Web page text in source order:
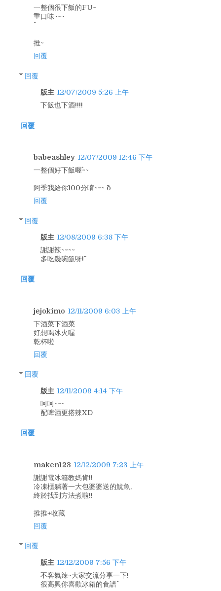
一整個很下飯的FU~
重口味~~~
推~
回覆
回覆
版主 12/07/2009 5:26 上午
下飯也下酒!!!!
回覆
babeashley 12/07/2009 12:46 下午
一整個好下飯喔`~~
阿季我給你100分唷~~~ ^o^
回覆
回覆
版主 12/08/2009 6:38 下午
謝謝辣~~~~
多吃幾碗飯呀!^^
回覆
jejokimo 12/11/2009 6:03 上午
下酒菜下酒菜
好想喝冰火喔
乾杯啦
回覆
回覆
版主 12/11/2009 4:14 下午
呵呵~~~
配啤酒更搭辣XD
回覆
maken123 12/12/2009 7:23 上午
謝謝電冰箱教媽肯!!
冷凍櫃躺著一大包婆婆送的魷魚,
終於找到方法煮啦!!
推推+收藏
回覆
回覆
版主 12/12/2009 7:56 下午
不客氣辣~大家交流分享一下!
很高興你喜歡冰箱的食譜^^